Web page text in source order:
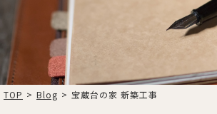
TOP > Blog > 宝蔵台の家 新築工事